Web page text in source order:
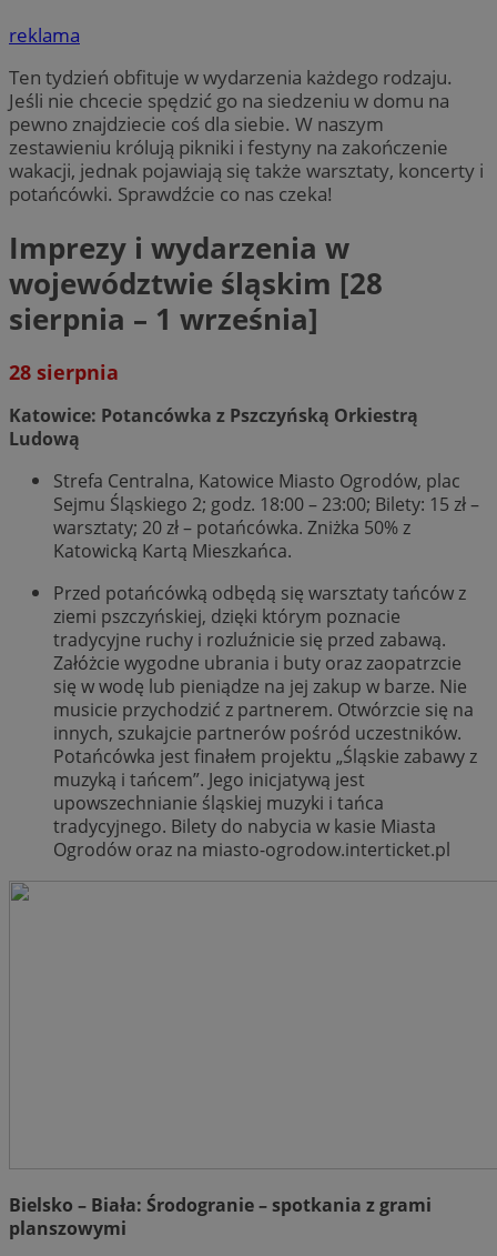
reklama
Ten tydzień obfituje w wydarzenia każdego rodzaju.
Jeśli nie chcecie spędzić go na siedzeniu w domu na
pewno znajdziecie coś dla siebie. W naszym
zestawieniu królują pikniki i festyny na zakończenie
wakacji, jednak pojawiają się także warsztaty, koncerty i
potańcówki. Sprawdźcie co nas czeka!
Imprezy i wydarzenia w
województwie śląskim [28
sierpnia – 1 września]
28 sierpnia
Katowice: Potancówka z Pszczyńską Orkiestrą
Ludową
Strefa Centralna, Katowice Miasto Ogrodów, plac
Sejmu Śląskiego 2; godz. 18:00 – 23:00; Bilety: 15 zł –
warsztaty; 20 zł – potańcówka. Zniżka 50% z
Katowicką Kartą Mieszkańca.
Przed potańcówką odbędą się warsztaty tańców z
ziemi pszczyńskiej, dzięki którym poznacie
tradycyjne ruchy i rozluźnicie się przed zabawą.
Załóżcie wygodne ubrania i buty oraz zaopatrzcie
się w wodę lub pieniądze na jej zakup w barze. Nie
musicie przychodzić z partnerem. Otwórzcie się na
innych, szukajcie partnerów pośród uczestników.
Potańcówka jest finałem projektu „Śląskie zabawy z
muzyką i tańcem”. Jego inicjatywą jest
upowszechnianie śląskiej muzyki i tańca
tradycyjnego. Bilety do nabycia w kasie Miasta
Ogrodów oraz na miasto-ogrodow.interticket.pl
Bielsko – Biała: Środogranie – spotkania z grami
planszowymi